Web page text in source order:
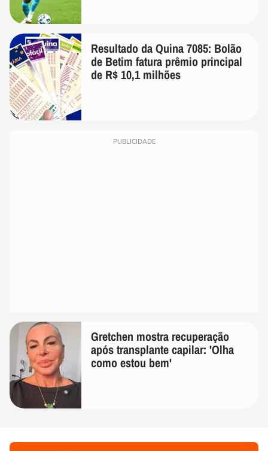
Resultado da Quina 7085: Bolão
de Betim fatura prêmio principal
de R$ 10,1 milhões
PUBLICIDADE
Gretchen mostra recuperação
após transplante capilar: 'Olha
como estou bem'